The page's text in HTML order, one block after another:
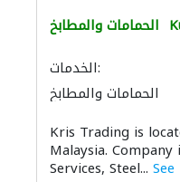
الحمامات والمطابخ
الخدمات:
الحمامات والمطابخ
Kris Trading is
Malaysia.
Services, Steel...